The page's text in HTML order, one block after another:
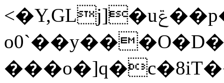
<�Y,GLj]�uݝ��p�wr9&�H�|-